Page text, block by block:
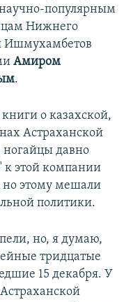
популярным
Нижнего
Ишмухамбетов
Амиром
.
о казахской,
Астраханской
давно
к этой компании
но этому мешали
политики.
но, я думаю,
тридцатые
15 декабря. У